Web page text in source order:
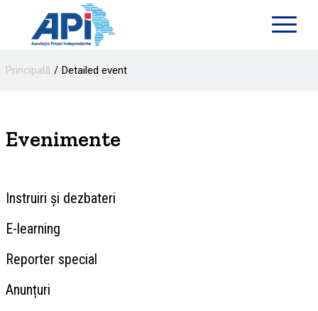
Principală Detailed event
Evenimente
Instruiri și dezbateri
E-learning
Reporter special
Anunțuri